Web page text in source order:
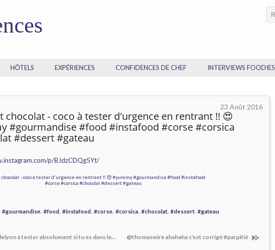
HÔTELS EXPÉRIENCES CONFIDENCES DE CHEF INTERVIEWS FOODIES
23 Août 2016
chocolat - coco à tester d'urgence en rentrant !! 😍
#gourmandise #food #instafood #corse #corsica
#dessert #gateau
p/BJdzCDQg5Yt/
#gourmandise,#food,#instafood,#corse,#corsica,#chocolat,#dessert,#gateau
à tester absolument si tu es dans le... @thomaswire ahahaha c'est corrigé #parpitié